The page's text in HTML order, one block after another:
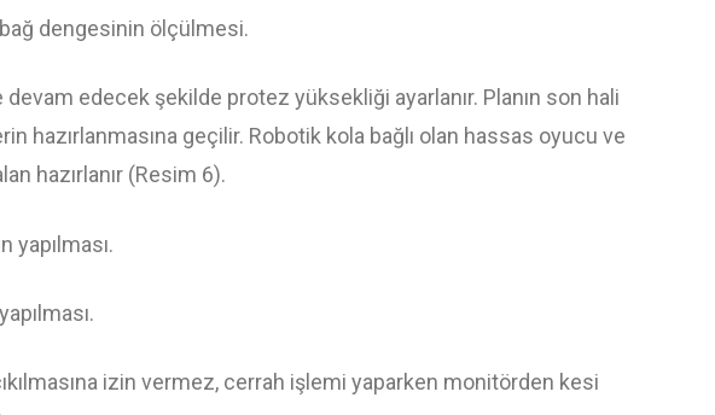
dengesinin ölçülmesi.
devam edecek şekilde protez yüksekliği ayarlanır. Planın son hali
hazırlanmasına geçilir. Robotik kola bağlı olan hassas oyucu ve
hazırlanır (Resim 6).
izin vermez, cerrah işlemi yaparken monitörden kesi